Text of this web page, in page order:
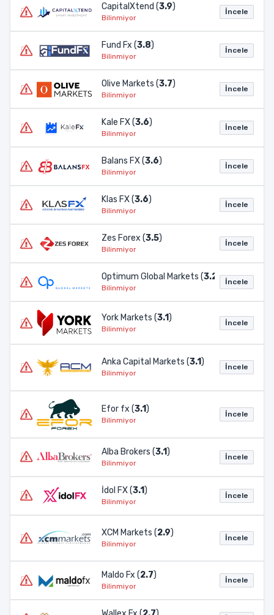
CapitalXtend (3.9)
Bilinmiyor
İncele
Fund Fx (3.8)
Bilinmiyor
İncele
Olive Markets (3.7)
Bilinmiyor
İncele
Kale FX (3.6)
Bilinmiyor
İncele
Balans FX (3.6)
Bilinmiyor
İncele
Klas FX (3.6)
Bilinmiyor
İncele
Zes Forex (3.5)
Bilinmiyor
İncele
Optimum Global Markets (3.2 )
Bilinmiyor
İncele
York Markets (3.1)
Bilinmiyor
İncele
Anka Capital Markets (3.1)
Bilinmiyor
İncele
Efor fx (3.1)
Bilinmiyor
İncele
Alba Brokers (3.1)
Bilinmiyor
İncele
İdol FX (3.1)
Bilinmiyor
İncele
XCM Markets (2.9)
Bilinmiyor
İncele
Maldo Fx (2.7)
Bilinmiyor
İncele